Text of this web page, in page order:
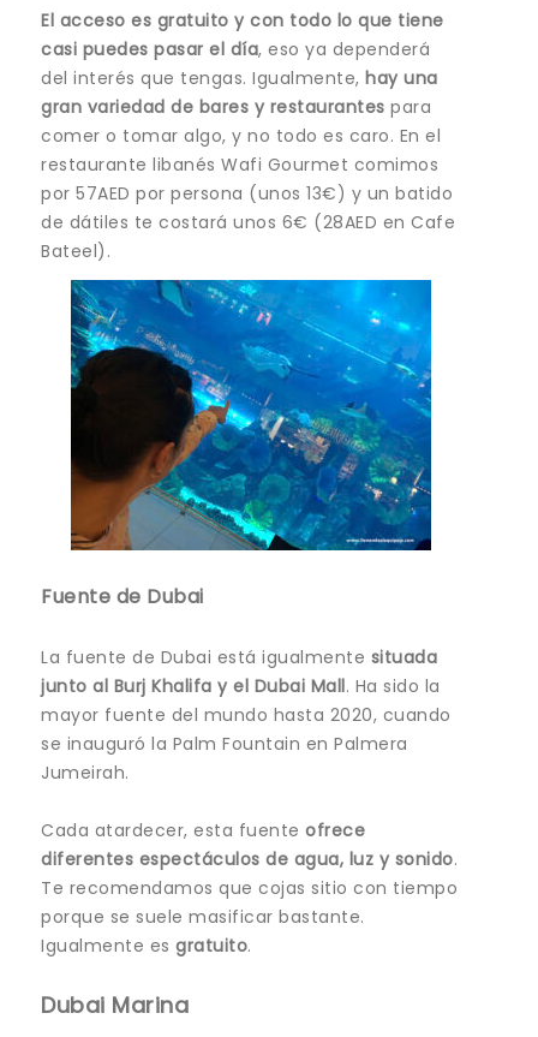
El acceso es gratuito y con todo lo que tiene
casi puedes pasar el día, eso ya dependerá
del interés que tengas. Igualmente, hay una
gran variedad de bares y restaurantes para
comer o tomar algo, y no todo es caro. En el
restaurante libanés Wafi Gourmet comimos
por 57AED por persona (unos 13€) y un batido
de dátiles te costará unos 6€ (28AED en Cafe
Bateel).
Fuente de Dubai
La fuente de Dubai está igualmente situada
junto al Burj Khalifa y el Dubai Mall. Ha sido la
mayor fuente del mundo hasta 2020, cuando
se inauguró la Palm Fountain en Palmera
Jumeirah.
Cada atardecer, esta fuente ofrece
diferentes espectáculos de agua, luz y sonido.
Te recomendamos que cojas sitio con tiempo
porque se suele masificar bastante.
Igualmente es gratuito.
Dubai Marina